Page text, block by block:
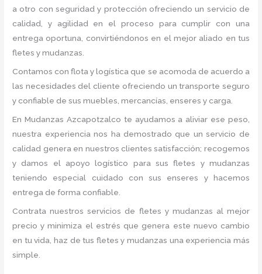
a otro con seguridad y protección ofreciendo un servicio de
calidad, y agilidad en el proceso para cumplir con una
entrega oportuna, convirtiéndonos en el mejor aliado en tus
fletes y mudanzas.
Contamos con flota y logística que se acomoda de acuerdo a
las necesidades del cliente ofreciendo un transporte seguro
y confiable de sus muebles, mercancías, enseres y carga.
En Mudanzas Azcapotzalco te ayudamos a aliviar ese peso,
nuestra experiencia nos ha demostrado que un servicio de
calidad genera en nuestros clientes satisfacción; recogemos
y damos el apoyo logístico para sus fletes y mudanzas
teniendo especial cuidado con sus enseres y hacemos
entrega de forma confiable.
Contrata nuestros servicios de fletes y mudanzas al mejor
precio y minimiza el estrés que genera este nuevo cambio
en tu vida, haz de tus fletes y mudanzas una experiencia más
simple.